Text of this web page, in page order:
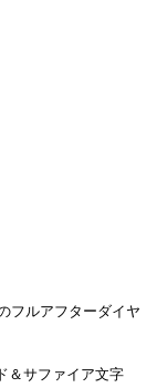
フルアフターダイヤ
＆サファイア文字